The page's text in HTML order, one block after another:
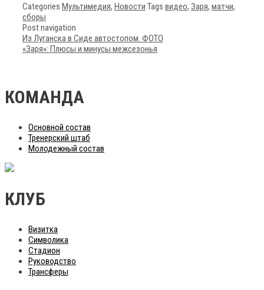
Categories Мультимедия, Новости Tags видео, Заря, матчи,
сборы
Post navigation
Из Луганска в Сиде автостопом. ФОТО
«Заря»: Плюсы и минусы межсезонья
КОМАНДА
Основной состав
Тренерский штаб
Молодежный состав
КЛУБ
Визитка
Символика
Стадион
Руководство
Трансферы